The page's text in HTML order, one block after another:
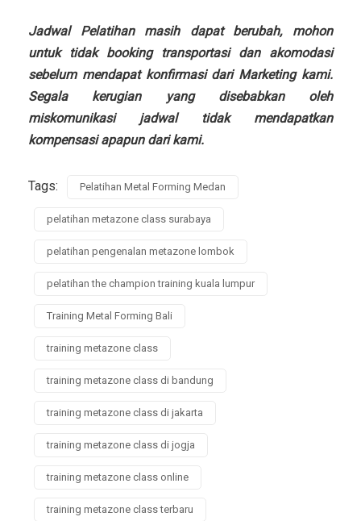
Jadwal Pelatihan masih dapat berubah, mohon
untuk tidak booking transportasi dan akomodasi
sebelum mendapat konfirmasi dari Marketing kami.
Segala kerugian yang disebabkan oleh
miskomunikasi jadwal tidak mendapatkan
kompensasi apapun dari kami.
Tags: Pelatihan Metal Forming Medan
pelatihan metazone class surabaya
pelatihan pengenalan metazone lombok
pelatihan the champion training kuala lumpur
Training Metal Forming Bali
training metazone class
training metazone class di bandung
training metazone class di jakarta
training metazone class di jogja
training metazone class online
training metazone class terbaru